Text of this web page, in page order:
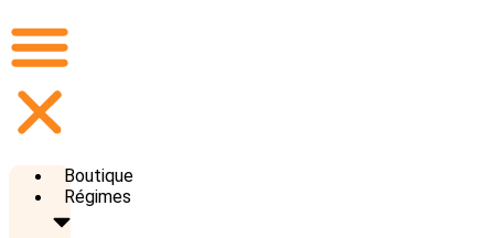
Boutique
Régimes